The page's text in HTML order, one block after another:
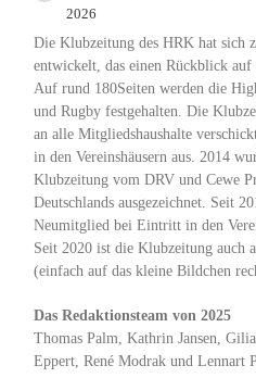
2026
Die Klubzeitung des HRK hat sich
entwickelt, das einen Rückblick auf
Auf rund 180Seiten werden die
und Rugby festgehalten. Die
an alle Mitgliedshaushalte
in den Vereinshäusern aus. 2014
Klubzeitung vom DRV und Cewe
Deutschlands ausgezeichnet. Seit
Neumitglied bei Eintritt in den
Seit 2020 ist die Klubzeitung auch
(einfach auf das kleine Bildchen
Das Redaktionsteam von 2025
Thomas Palm, Kathrin Jansen,
Eppert, René Modrak und Lennart